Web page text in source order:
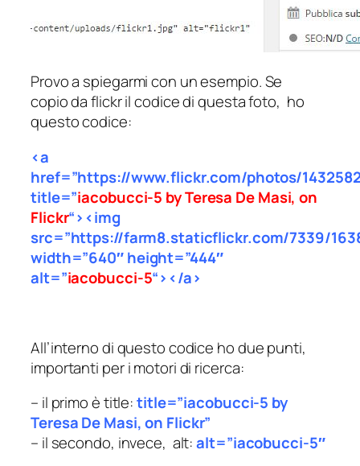
Provo a spiegarmi con un esempio. Se
copio da flickr il codice di questa foto, ho
questo codice:
<a
href=”https://www.flickr.com/photos/
title=”iacobucci-5 by Teresa De Masi, on
Flickr“><img
src=”https://farm8.staticflickr.com/7339/
width=”640″ height=”444″
alt=”iacobucci-5“></a>
All’interno di questo codice ho due punti,
importanti per i motori di ricerca:
– il primo è title:title=”iacobucci-5 by
Teresa De Masi, on Flickr”
– il secondo, invece, alt:alt=”iacobucci-5″